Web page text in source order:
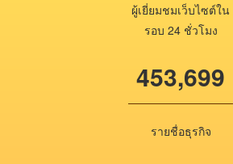
ผู้เยี่ยมชมเว็บไซต์ใน
รอบ 24 ชั่วโมง
453,699
รายชื่อธุรกิจ